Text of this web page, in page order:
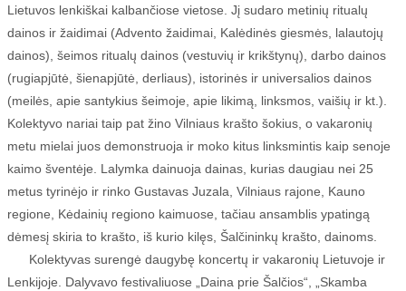
Lietuvos lenkiškai kalbančiose vietose. Jį sudaro metinių ritualų
dainos ir žaidimai (Advento žaidimai, Kalėdinės giesmės, lalautojų
dainos), šeimos ritualų dainos (vestuvių ir krikštynų), darbo dainos
(rugiapjūtė, šienapjūtė, derliaus), istorinės ir universalios dainos
(meilės, apie santykius šeimoje, apie likimą, linksmos, vaišių ir kt.).
Kolektyvo nariai taip pat žino Vilniaus krašto šokius, o vakaronių
metu mielai juos demonstruoja ir moko kitus linksmintis kaip senoje
kaimo šventėje. Lalymka dainuoja dainas, kurias daugiau nei 25
metus tyrinėjo ir rinko Gustavas Juzala, Vilniaus rajone, Kauno
regione, Kėdainių regiono kaimuose, tačiau ansamblis ypatingą
dėmesį skiria to krašto, iš kurio kilęs, Šalčininkų krašto, dainoms.
Kolektyvas surengė daugybę koncertų ir vakaronių Lietuvoje ir
Lenkijoje. Dalyvavo festivaliuose „Daina prie Šalčios“, „Skamba